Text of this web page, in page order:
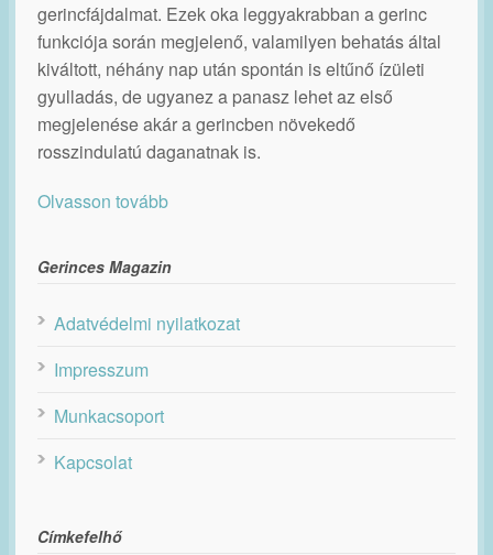
gerincfájdalmat. Ezek oka leggyakrabban a gerinc
funkciója során megjelenő, valamilyen behatás által
kiváltott, néhány nap után spontán is eltűnő ízületi
gyulladás, de ugyanez a panasz lehet az első
megjelenése akár a gerincben növekedő
rosszindulatú daganatnak is.
Olvasson tovább
Gerinces Magazin
Adatvédelmi nyilatkozat
Impresszum
Munkacsoport
Kapcsolat
Címkefelhő